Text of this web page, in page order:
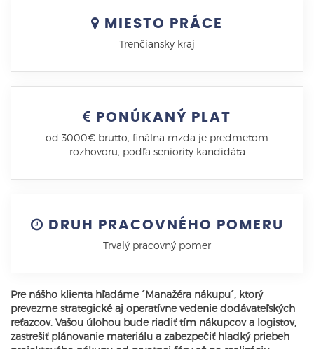
MIESTO PRÁCE
Trenčiansky kraj
PONÚKANÝ PLAT
od 3000€ brutto, finálna mzda je predmetom
rozhovoru, podľa seniority kandidáta
DRUH PRACOVNÉHO POMERU
Trvalý pracovný pomer
Pre nášho klienta hľadáme ´Manažéra nákupu´, ktorý
prevezme strategické aj operatívne vedenie dodávateľských
reťazcov. Vašou úlohou bude riadiť tím nákupcov a logistov,
zastrešiť plánovanie materiálu a zabezpečiť hladký priebeh